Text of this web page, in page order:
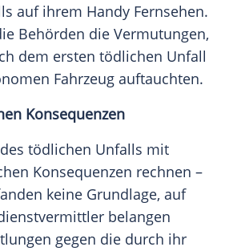
auf ihrem Handy Fernsehen.
Behörden die Vermutungen,
dem ersten tödlichen Unfall
Fahrzeug auftauchten.
Konsequenzen
tödlichen Unfalls mit
Konsequenzen rechnen –
keine Grundlage, auf
belangen
gegen die durch ihr